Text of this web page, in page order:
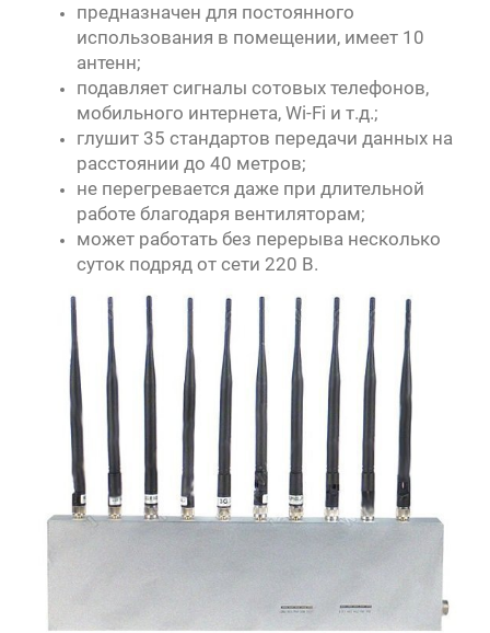
предназначен для постоянного
использования в помещении, имеет 10
антенн;
подавляет сигналы сотовых телефонов,
мобильного интернета, Wi-Fi и т.д.;
глушит 35 стандартов передачи данных на
расстоянии до 40 метров;
не перегревается даже при длительной
работе благодаря вентиляторам;
может работать без перерыва несколько
суток подряд от сети 220 В.